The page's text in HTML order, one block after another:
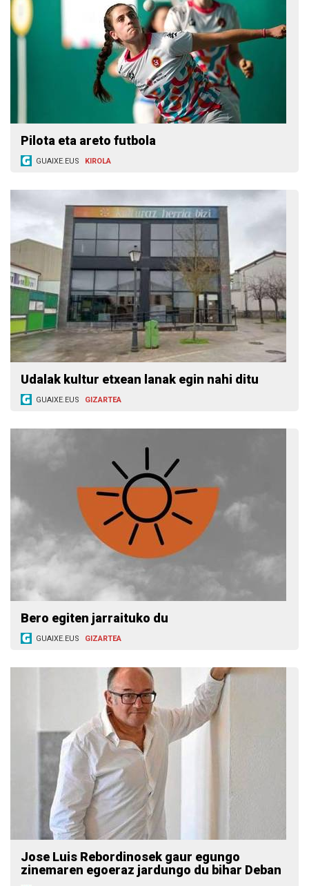
Pilota eta areto futbola
GUAIXE.EUS KIROLA
Udalak kultur etxean lanak egin nahi ditu
GUAIXE.EUS GIZARTEA
Bero egiten jarraituko du
GUAIXE.EUS GIZARTEA
Jose Luis Rebordinosek gaur egungo
zinemaren egoeraz jardungo du bihar Deban